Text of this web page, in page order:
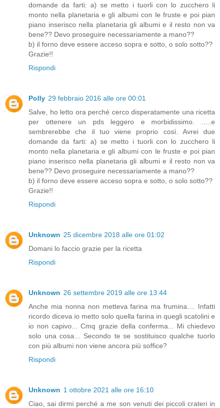
domande da farti: a) se metto i tuorli con lo zucchero li
monto nella planetaria e gli albumi con le fruste e poi pian
piano inserisco nella planetaria gli albumi e il resto non va
bene?? Devo proseguire necessariamente a mano??
b) il forno deve essere acceso sopra e sotto, o solo sotto??
Grazie!!
Rispondi
Polly 29 febbraio 2016 alle ore 00:01
Salve, ho letto ora perché cerco disperatamente una ricetta
per ottenere un pds leggero e morbidissimo. .....e
sembrerebbe che il tuo viene proprio così. Avrei due
domande da farti: a) se metto i tuorli con lo zucchero li
monto nella planetaria e gli albumi con le fruste e poi pian
piano inserisco nella planetaria gli albumi e il resto non va
bene?? Devo proseguire necessariamente a mano??
b) il forno deve essere acceso sopra e sotto, o solo sotto??
Grazie!!
Rispondi
Unknown 25 dicembre 2018 alle ore 01:02
Domani lo faccio grazie per la ricetta
Rispondi
Unknown 26 settembre 2019 alle ore 13:44
Anche mia nonna non metteva farina ma frumina.... Infatti
ricordo diceva io metto solo quella farina in quegli scatolini e
io non capivo... Cmq grazie della conferma... Mi chiedevo
solo una cosa... Secondo te se sostituisco qualche tuorlo
con più albumi non viene ancora più soffice?
Rispondi
Unknown 1 ottobre 2021 alle ore 16:10
Ciao, sai dirmi perché a me son venuti dei piccoli crateri in